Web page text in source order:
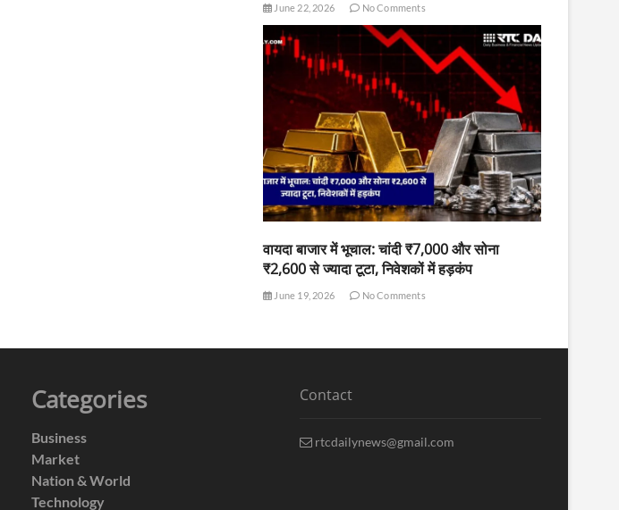
June 22, 2026 No Comments
वायदा बाजार में भूचाल: चांदी ₹7,000 और सोना
₹2,600 से ज्यादा टूटा, निवेशकों में हड़कंप
June 19, 2026 No Comments
Categories
Business
Market
Nation & World
Technology
Contact
rtcdailynews@gmail.com